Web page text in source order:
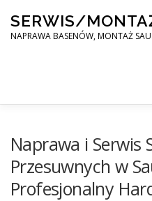
content
SERWIS/
NAPRAWA BASENÓW, MONTAŻ
MONTAŻ SAUNY, SPA,
Naprawa i Serwis
Przesuwnych w
Profesjonalny